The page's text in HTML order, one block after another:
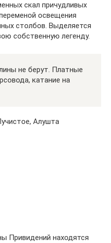
скал причудливых
освещения
столбов. Выделяется
собственную легенду.
не берут. Платные
катание на
Алушта
Привидений находятся